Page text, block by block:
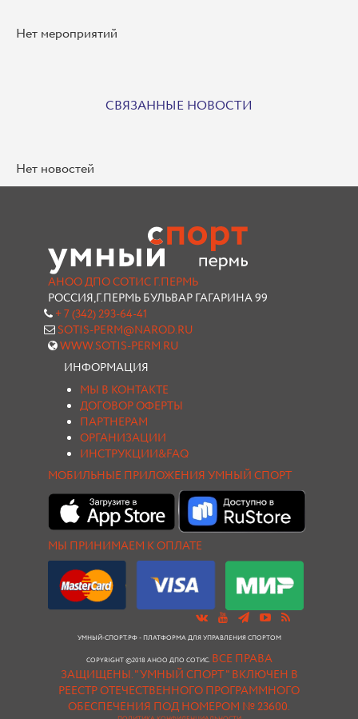
Нет мероприятий
СВЯЗАННЫЕ НОВОСТИ
Нет новостей
АНОО ДПО СОТИС Г.ПЕРМЬ
РОССИЯ,Г.ПЕРМЬ БУЛЬВАР ГАГАРИНА 99
+ 7 (342) 293-64-41
SOTIS-PERM@NAROD.RU
WWW.SOTIS-PERM.RU
ИНФОРМАЦИЯ
МЫ В КОНТАКТЕ
ДОГОВОР ОФЕРТЫ
ПАРТНЕРАМ
ОРГАНИЗАЦИИ
ИНСТРУКЦИИ&FAQ
МОБИЛЬНЫЕ ПРИЛОЖЕНИЯ УМНЫЙ СПОРТ
МЫ ПРИНИМАЕМ К ОПЛАТЕ
УМНЫЙ-СПОРТ.РФ - ПЛАТФОРМА ДЛЯ УПРАВЛЕНИЯ СПОРТОМ
COPYRIGHT ©2018 АНОО ДПО СОТИС. ВСЕ ПРАВА
ЗАЩИЩЕНЫ."УМНЫЙ СПОРТ " ВКЛЮЧЕН В
РЕЕСТР ОТЕЧЕСТВЕННОГО ПРОГРАММНОГО
ОБЕСПЕЧЕНИЯ ПОД НОМЕРОМ № 23600.